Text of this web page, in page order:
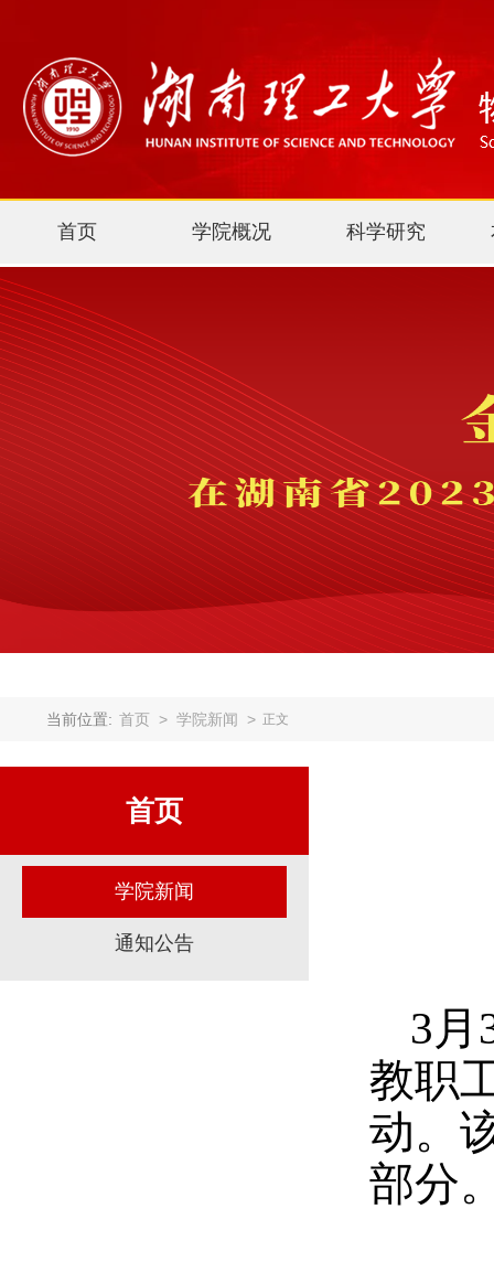
首页 学院概况 科学研究
当前位置: 首页 > 学院新闻 > 正文
首页
学院新闻
通知公告
3月
教职
动。
部分